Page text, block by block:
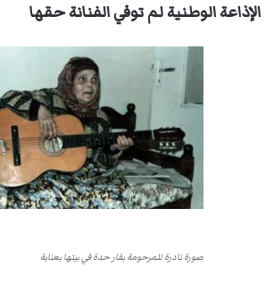
الإذاعة الوطنية لم توفي الفنانة حقها
صورة نادرة للمرحومة بقار حدة في بيتها بعنابة